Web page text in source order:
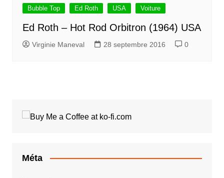
Bubble Top Ed Roth USA Voiture
Ed Roth – Hot Rod Orbitron (1964) USA
Virginie Maneval 28 septembre 2016 0
Méta